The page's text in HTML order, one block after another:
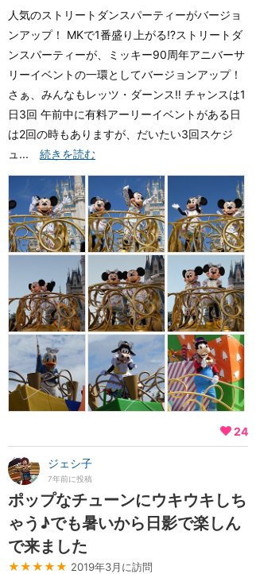
人気のストリートダンスパーティーがバージョ
ンアップ！ MKで1番盛り上がる⁉️ストリートダ
ンスパーティーが、ミッキー90周年アニバーサ
リーイベントの一環としてバージョンアップ！
さぁ、みんなもレッツ・ダーンス‼️ チャンスは1
日3回 午前中に有料アーリーイベントがある日
は2回の時もありますが、だいたい3回スケジ
ュ... 続きを読む
24
ジェシ子
7年前に投稿
ポップなチューンにウキウキしち
ゃう♪でも暑いから日影で楽しん
で来ました
★★★★★ 2019年3月に訪問